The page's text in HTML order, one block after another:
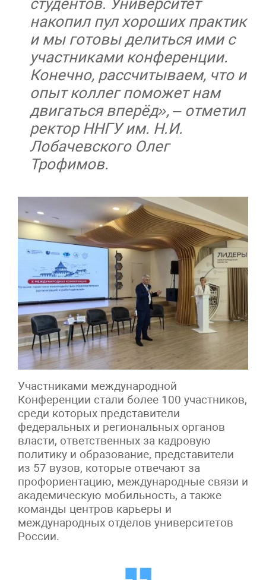
накопил пул хороших практик
и мы готовы делиться ими с
участниками конференции.
Конечно, рассчитываем, что и
опыт коллег поможет нам
двигаться вперёд», – отметил
ректор ННГУ им. Н.И.
Лобачевского Олег
Трофимов.
Участниками международной
Конференции стали более 100 участников,
среди которых представители
федеральных и региональных органов
власти, ответственных за кадровую
политику и образование, представители
из 57 вузов, которые отвечают за
профориентацию, международные связи и
академическую мобильность, а также
команды центров карьеры и
международных отделов университетов
России.